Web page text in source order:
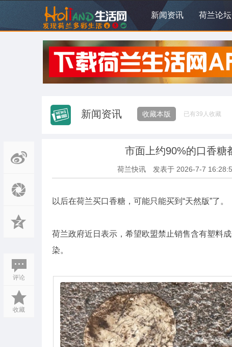
新闻资讯 荷兰论坛
新闻资讯 收藏本版 已有39 人收藏
评论
收藏
市面上约90%的口香糖
荷兰快讯 发表于 2026-7-7
以后在荷兰买口香糖，可能只能买到“天然版”了。
荷兰政府近日表示，希望欧盟禁止销售含有塑料
染。